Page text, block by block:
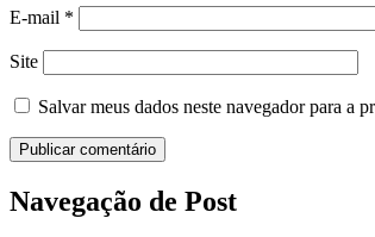
E-mail *
Site
Salvar meus dados neste navegador para a
Navegação de Post